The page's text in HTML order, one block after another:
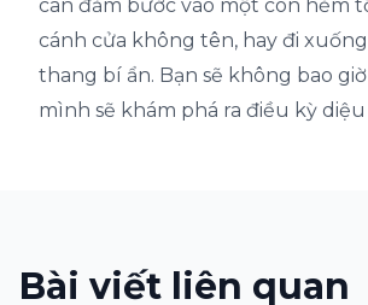
can đảm bước vào một con hẻm
cánh cửa không tên, hay đi
thang bí ẩn. Bạn sẽ không bao
mình sẽ khám phá ra điều kỳ diệu
Bài viết liên quan